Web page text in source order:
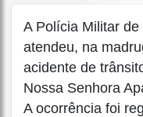
A Polícia Militar
atendeu, na
acidente de
Nossa Senhora
A ocorrência foi